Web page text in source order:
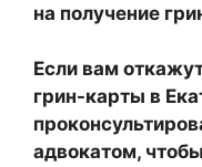
на получение
Если вам
грин-карты в
адвокатом,